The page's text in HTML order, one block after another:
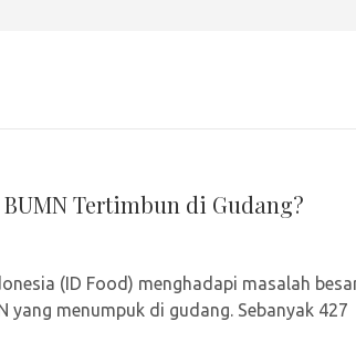
Tertimbun di Gudang?
(ID Food) menghadapi masalah
yang menumpuk di gudang. Sebanyak 427